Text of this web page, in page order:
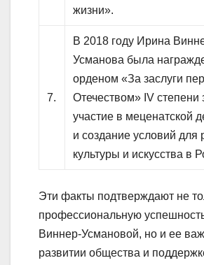
жизни».
7.
В 2018 году Ирина
Усманова была
орденом «За заслуги
Отечеством» IV степени
участие в меценатской
и создание условий для
культуры и искусства в
Эти факты подтверждают не
профессиональную
Виннер-Усмановой, но и ее
развитии общества и